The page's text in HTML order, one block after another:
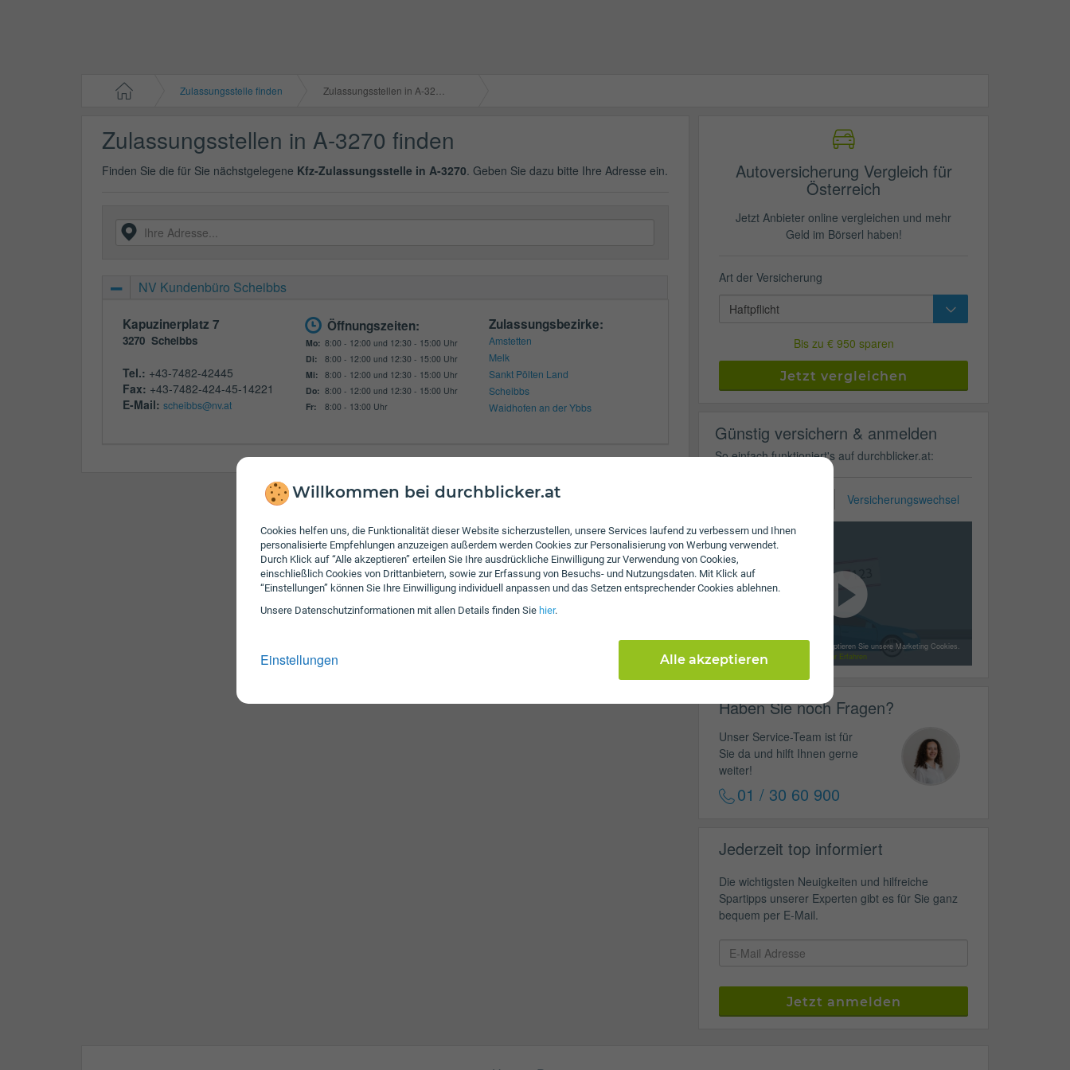
Willkommen bei durchblicker.at
Cookies helfen uns, die Funktionalität dieser Website sicherzustellen, unsere Services laufend zu verbessern und Ihnen
personalisierte Empfehlungen anzuzeigen außerdem werden Cookies zur Personalisierung von Werbung verwendet.
Durch Klick auf “Alle akzeptieren” erteilen Sie Ihre ausdrückliche Einwilligung zur Verwendung von Cookies,
einschließlich Cookies von Drittanbietern, sowie zur Erfassung von Besuchs- und Nutzungsdaten. Mit Klick auf
“Einstellungen” können Sie Ihre Einwilligung individuell anpassen und das Setzen entsprechender Cookies ablehnen.
Unsere Daten­schutz­informationen mit allen Details finden Sie hier.
Einstellungen Alle akzeptieren
Zulassungsstelle finden Zulassungsstellen in A-3270
Zulassungsstellen in A-3270 finden
Finden Sie die für Sie nächstgelegene Kfz-Zulassungsstelle in A-3270. Geben Sie dazu bitte Ihre Adresse ein.
NV Kundenbüro Scheibbs
Kapuzinerplatz 7
3270 Scheibbs
Tel.: +43-7482-42445
Fax: +43-7482-424-45-14221
E-Mail: scheibbs@nv.at
Öffnungszeiten:
Mo: 8:00 - 12:00 und 12:30 - 15:00 Uhr
Di:
8:00 - 12:00 und 12:30 - 15:00 Uhr
Mi: 8:00 - 12:00 und 12:30 - 15:00 Uhr
Do: 8:00 - 12:00 und 12:30 - 15:00 Uhr
Fr:
8:00 - 13:00 Uhr
Zulassungsbezirke:
Amstetten
Melk
Sankt Pölten Land
Scheibbs
Waidhofen an der Ybbs
Autoversicherung Vergleich für
Österreich
Jetzt Anbieter online vergleichen und mehr
Geld im Börserl haben!
Art der Versicherung
Bis zu € 950 sparen
Jetzt vergleichen
Günstig versichern & anmelden
So einfach funktioniert's auf durchblicker.at:
Versicherungswechsel
Mit dem Laden des Videos akzeptieren Sie unsere Marketing Cookies.
Mehr Erfahren
Haben Sie noch Fragen?
Unser Service-Team ist für
Sie da und hilft Ihnen gerne
weiter!
01 / 30 60 900
Jederzeit top informiert
Die wichtigsten Neuigkeiten und hilfreiche
Spartipps unserer Experten gibt es für Sie ganz
bequem per E-Mail.
Jetzt anmelden